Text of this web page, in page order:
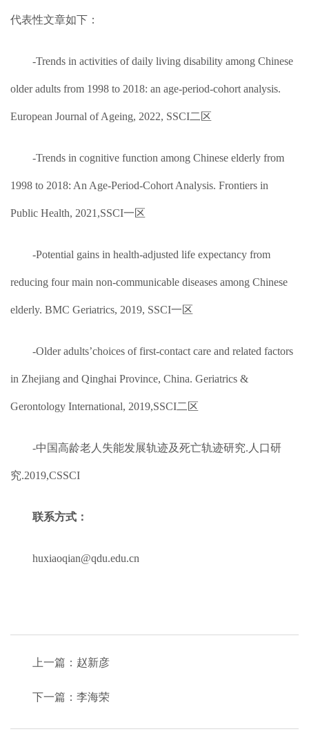
代表性文章如下：
-Trends in activities of daily living disability among Chinese
older adults from 1998 to 2018: an age-period-cohort analysis.
European Journal of Ageing, 2022, SSCI二区
-Trends in cognitive function among Chinese elderly from
1998 to 2018: An Age-Period-Cohort Analysis. Frontiers in
Public Health, 2021,SSCI一区
-Potential gains in health-adjusted life expectancy from
reducing four main non-communicable diseases among Chinese
elderly. BMC Geriatrics, 2019, SSCI一区
-Older adults’choices of first‐contact care and related factors
in Zhejiang and Qinghai Province, China. Geriatrics &
Gerontology International, 2019,SSCI二区
-中国高龄老人失能发展轨迹及死亡轨迹研究.人口研
究.2019,CSSCI
联系方式：
huxiaoqian@qdu.edu.cn
上一篇：赵新彦
下一篇：李海荣